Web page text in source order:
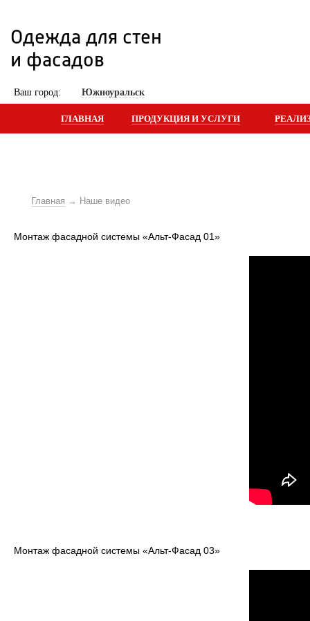
Одежда для стен
и фасадов
Ваш город: Южноуральск
ГЛАВНАЯ ПРОДУКЦИЯ И УСЛУГИ
Главная Наше видео
Монтаж фасадной системы «Альт-Фасад 01»
Монтаж фасадной системы «Альт-Фасад 03»